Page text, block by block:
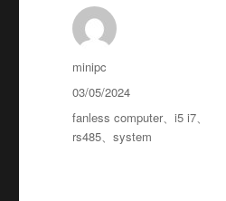
minipc
03/05/2024
fanless computer、i5 i7、
rs485、system